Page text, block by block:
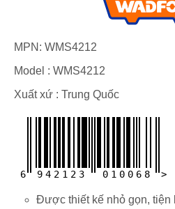
MPN: WMS4212
Model : WMS4212
Xuất xứ : Trung Quốc
6 9 4 2 1 2 3 0 1 0 0 6 8 >
Được thiết kế nhỏ gọn,